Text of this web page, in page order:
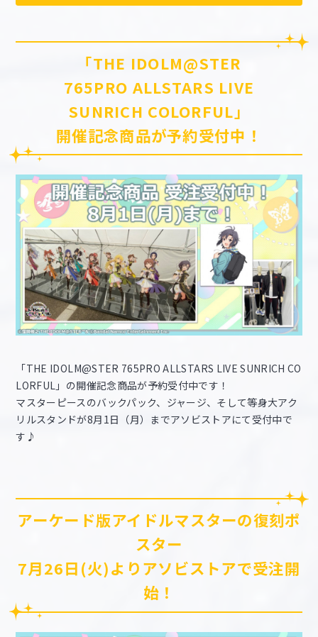
「THE IDOLM@STER
765PRO ALLSTARS LIVE
SUNRICH COLORFUL」
開催記念商品が予約受付中！
「THE IDOLM@STER 765PRO ALLSTARS LIVE SUNRICH CO
LORFUL」の開催記念商品が予約受付中です！
マスターピースのバックパック、ジャージ、そして等身大アク
リルスタンドが8月1日（月）までアソビストアにて受付中で
す♪
アーケード版アイドルマスターの復刻ポ
スター
7月26日(火)よりアソビストアで受注開
始！